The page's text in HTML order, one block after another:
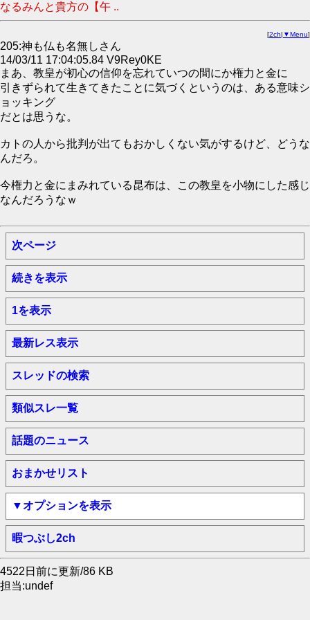
なるみんと貴方の【午 ..
[2ch| ▼Menu]
205:神も仏も名無しさん
14/03/11 17:04:05.84 V9Rey0KE
まあ、教皇が初心の信仰を忘れていつの間にか権力と金に
引きずられて生きてきたことに気づくというのは、ある意味シ
ョッキング
だとは思うな。
カトの人から批判が出てもおかしくない気がするけど、どうな
んだろ。
今権力と金にまみれている昆布は、この教皇を小物にした感じ
なんだろうなｗ
次ページ
続きを表示
1を表示
最新レス表示
スレッドの検索
類似スレ一覧
話題のニュース
おまかせリスト
▼オプションを表示
暇つぶし2ch
4522日前に更新/86 KB
担当:undef